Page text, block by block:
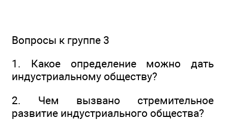
Вопросы к группе 3
1. Какое определение можно дать
индустриальному обществу?
2. Чем вызвано стремительное
развитие индустриального общества?